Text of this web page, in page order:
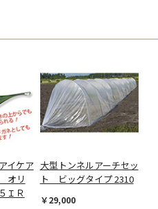
イケア
オリ
ＩＲ
大型トンネルアーチセッ
ト ビッグタイプ 2310
￥29,000